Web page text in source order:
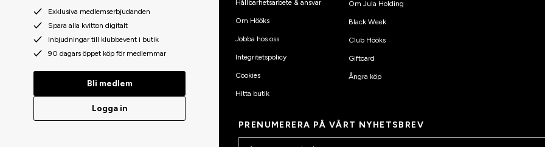
Exklusiva medlemserbjudanden
Spara alla kvitton digitalt
Inbjudningar till klubbevent i butik
90 dagars öppet köp för medlemmar
Bli medlem
Logga in
Hållbarhetsarbete & ansvar
Om Hööks
Jobba hos oss
Integritetspolicy
Cookies
Hitta butik
Om Jula Holding
Black Week
Club Hööks
Giftcard
Ångra köp
PRENUMERERA PÅ VÅRT NYHETSBREV